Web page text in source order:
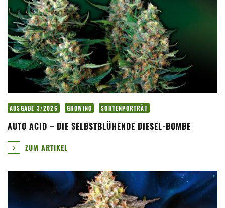
AUSGABE 3/2026 GROWING SORTENPORTRÄT
AUTO ACID – DIE SELBSTBLÜHENDE DIESEL-BOMBE
ZUM ARTIKEL